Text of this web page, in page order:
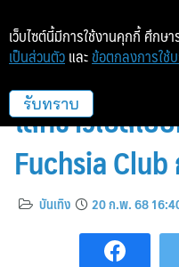
Marco Bailey:
โลกชาวเบลเ
Fuchsia
บันเทิง 20 ก.พ. 68
เว็บไซต์นี้มีการใช้งานคุกกี้ ศึกษา
เป็นส่วนตัว และ ข้อตกลงการใช้
รับทราบ